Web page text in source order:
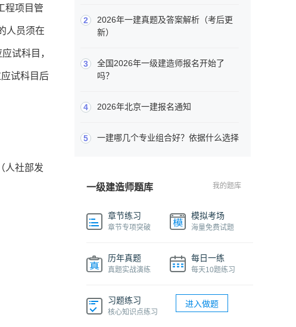
程项目管
人员须在
试科目，
试科目后
人社部发
2
2026年一建真题及答案解析（考后更
新）
3
全国2026年一级建造师报名开始了
吗？
4 2026年北京一建报名通知
5 一建哪几个专业组合好？依据什么选择
一级建造师题库 我的题库
章节练习
章节专项突破
模拟考场
海量免费试题
历年真题
真题实战演练
每日一练
每天10题练习
习题练习
核心知识点练习
进入做题